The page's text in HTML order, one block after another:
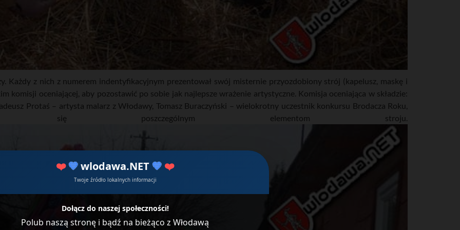
❤️ 💙wlodawa.NET 💙 ❤️
Twoje źródło lokalnych informacji
Dołącz do naszej społeczności!
Polub naszą stronę i bądź na bieżąco z Włodawą
Każdy z nich z numerem indentyfikacyjnym prezentował swój misternie przyozdobiony strój (kapelusz, maskę i
komisji oceniającej, aby pozostawić po sobie jak najlepsze wrażenie artystyczne. Komisja oceniająca w składzie:
Protaś – artysta malarz z Włodawy, Tomasz Buraczyński – wielokrotny uczestnik konkursu Brodacza Roku,
się poszczególnym elementom stroju.